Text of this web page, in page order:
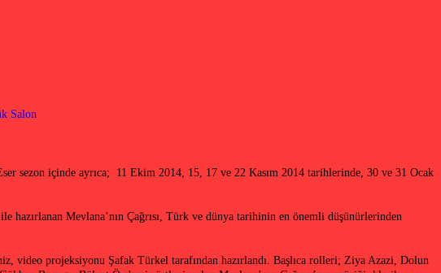
Salon
sezon içinde ayrıca; 11 Ekim 2014, 15, 17 ve 22 Kasım 2014 tarihlerinde, 30 ve 31 Ocak
Mevlana’nın Çağrısı, Türk ve dünya tarihinin en önemli düşünürlerinden
video projeksiyonu Şafak Türkel tarafından hazırlandı. Başlıca rolleri; Ziya Azazi, Dolun